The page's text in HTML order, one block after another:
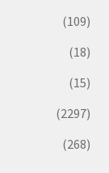
(109)
(18)
(15)
(2297)
(268)